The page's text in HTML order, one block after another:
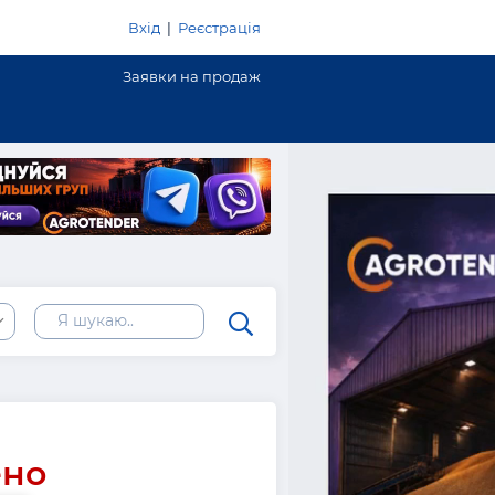
Вхід | Реєстрація
Заявки на продаж